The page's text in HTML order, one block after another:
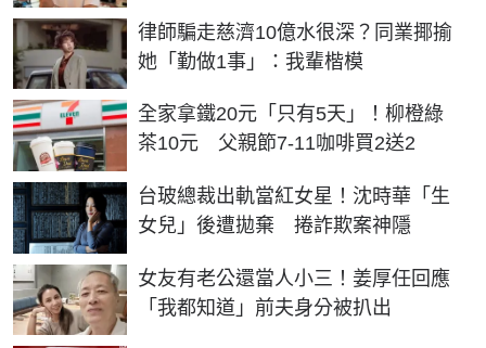
律師騙走慈濟10億水很深？同業揶揄
她「勤做1事」：我輩楷模
全家拿鐵20元「只有5天」！柳橙綠
茶10元 父親節7-11咖啡買2送2
台玻總裁出軌當紅女星！沈時華「生
女兒」後遭拋棄 捲詐欺案神隱
女友有老公還當人小三！姜厚任回應
「我都知道」前夫身分被扒出